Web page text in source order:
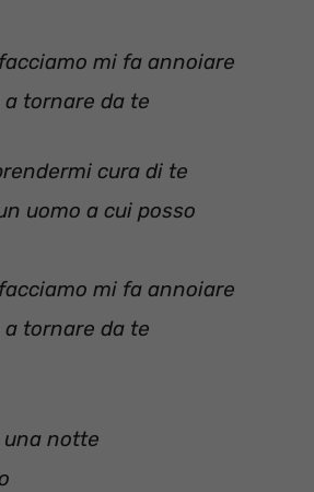
mi fa annoiare
tornare da te
cura di te
uomo a cui posso
mi fa annoiare
tornare da te
una notte